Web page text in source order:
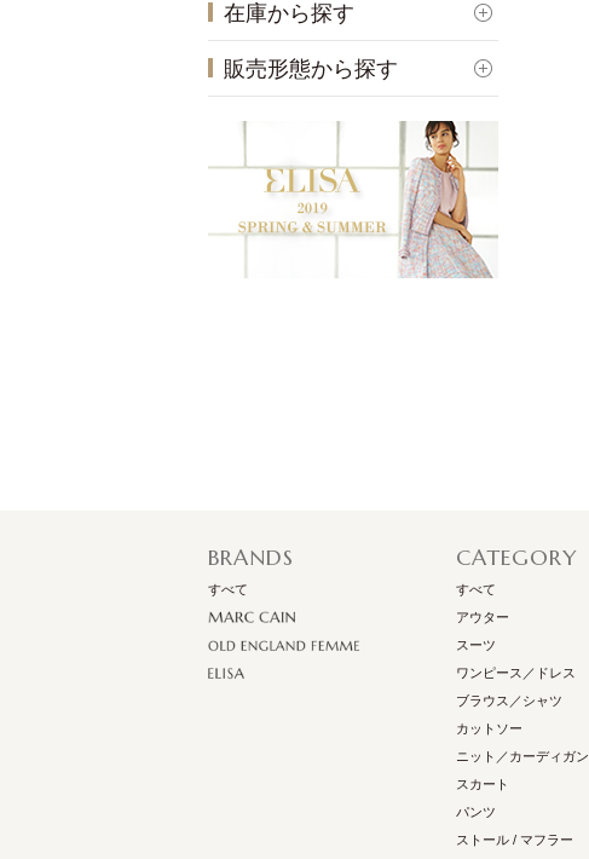
在庫から探す
販売形態から探す
BRANDS
すべて
CATEGORY
すべて
アウター
スーツ
ワンピース／ドレス
ブラウス／シャツ
カットソー
ニット／カーディガン
スカート
パンツ
ストール / マフラー